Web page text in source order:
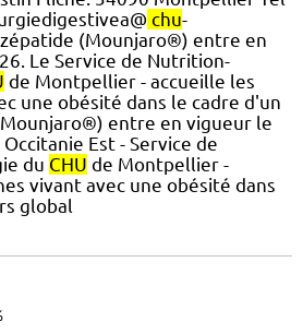
chu-
(Mounjaro®) entre en
Le Service de Nutrition-
de Montpellier - accueille les
une obésité dans le cadre d'un
entre en vigueur le
Est - Service de
du CHU de Montpellier -
vivant avec une obésité dans
global